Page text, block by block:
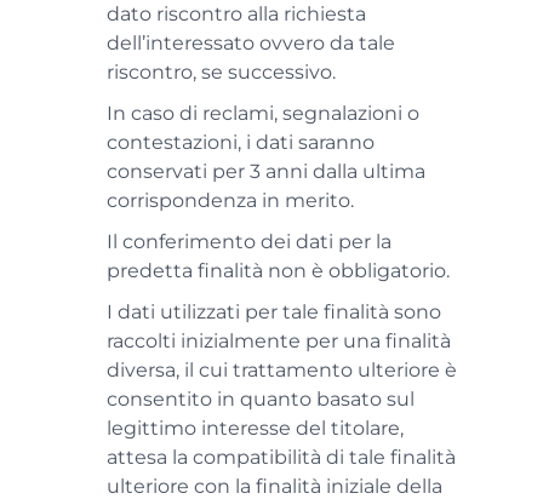
dato riscontro alla richiesta
dell’interessato ovvero da tale
riscontro, se successivo.
In caso di reclami, segnalazioni o
contestazioni, i dati saranno
conservati per 3 anni dalla ultima
corrispondenza in merito.
Il conferimento dei dati per la
predetta finalità non è obbligatorio.
I dati utilizzati per tale finalità sono
raccolti inizialmente per una finalità
diversa, il cui trattamento ulteriore è
consentito in quanto basato sul
legittimo interesse del titolare,
attesa la compatibilità di tale finalità
ulteriore con la finalità iniziale della